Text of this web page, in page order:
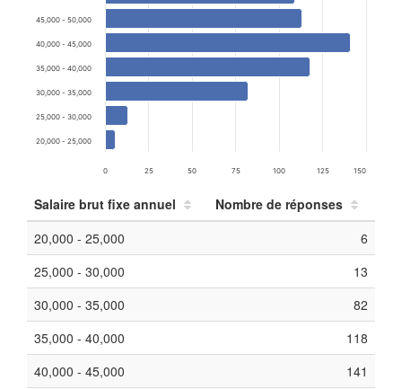
0 25 50 75 100 125 150
20,000 - 25,000
25,000 - 30,000
30,000 - 35,000
35,000 - 40,000
40,000 - 45,000
45,000 - 50,000
Salaire brut fixe annuel
Nombre de réponses
20,000 - 25,000
6
25,000 - 30,000
13
30,000 - 35,000
82
35,000 - 40,000
118
40,000 - 45,000
141